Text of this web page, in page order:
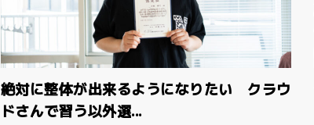
絶対に整体が出来るようになりたい クラウ
ドさんで習う以外選...